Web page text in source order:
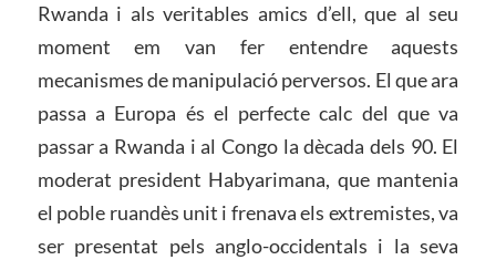
Rwanda i als veritables amics d’ell, que al seu
moment em van fer entendre aquests
mecanismes de manipulació perversos. El que ara
passa a Europa és el perfecte calc del que va
passar a Rwanda i al Congo la dècada dels 90. El
moderat president Habyarimana, que mantenia
el poble ruandès unit i frenava els extremistes, va
ser presentat pels anglo-occidentals i la seva